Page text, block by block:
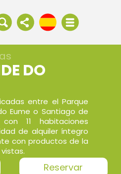
DO
entre el Parque
Eume o Santiago de
11 habitaciones
de alquiler íntegro
con productos de la
Reservar